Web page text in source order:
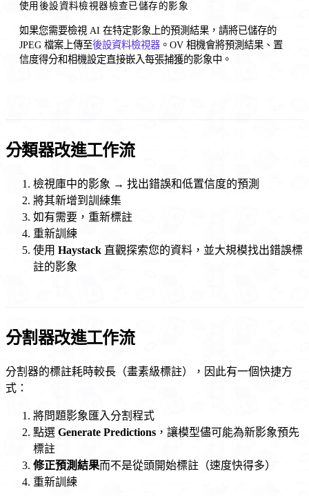
使用後設資料檢視器檢查已儲存的影象
如果您需要檢視 AI 在特定影象上的預測結果，請將已儲存的
JPEG 檔案上傳至後設資料檢視器 。OV 相機會將預測結果、置
信度得分和相機設定直接嵌入每張捕獲的影象中。
分類器改進工作流
檢視庫中的影象 → 找出錯誤和低置信度的預測
將其新增到訓練集
如有需要，重新標註
重新訓練
使用 Haystack 直觀探索您的資料，並大規模找出錯誤標
註的影象
分割器改進工作流
分割器的標註耗時較長（畫素級標註），因此有一個快捷方
式：
將問題影象匯入分割程式
點選 Generate Predictions ，讓模型儘可能為新影象預先
標註
修正預測結果而不是從頭開始標註（速度快得多）
重新訓練